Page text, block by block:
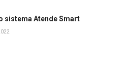
sistema Atende Smart